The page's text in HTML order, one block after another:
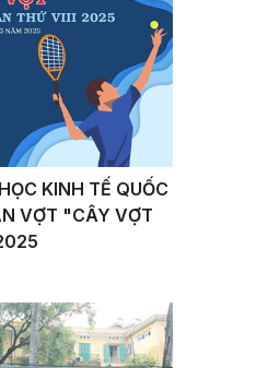
KINH TẾ QUỐC
VỢT "CÂY VỢT